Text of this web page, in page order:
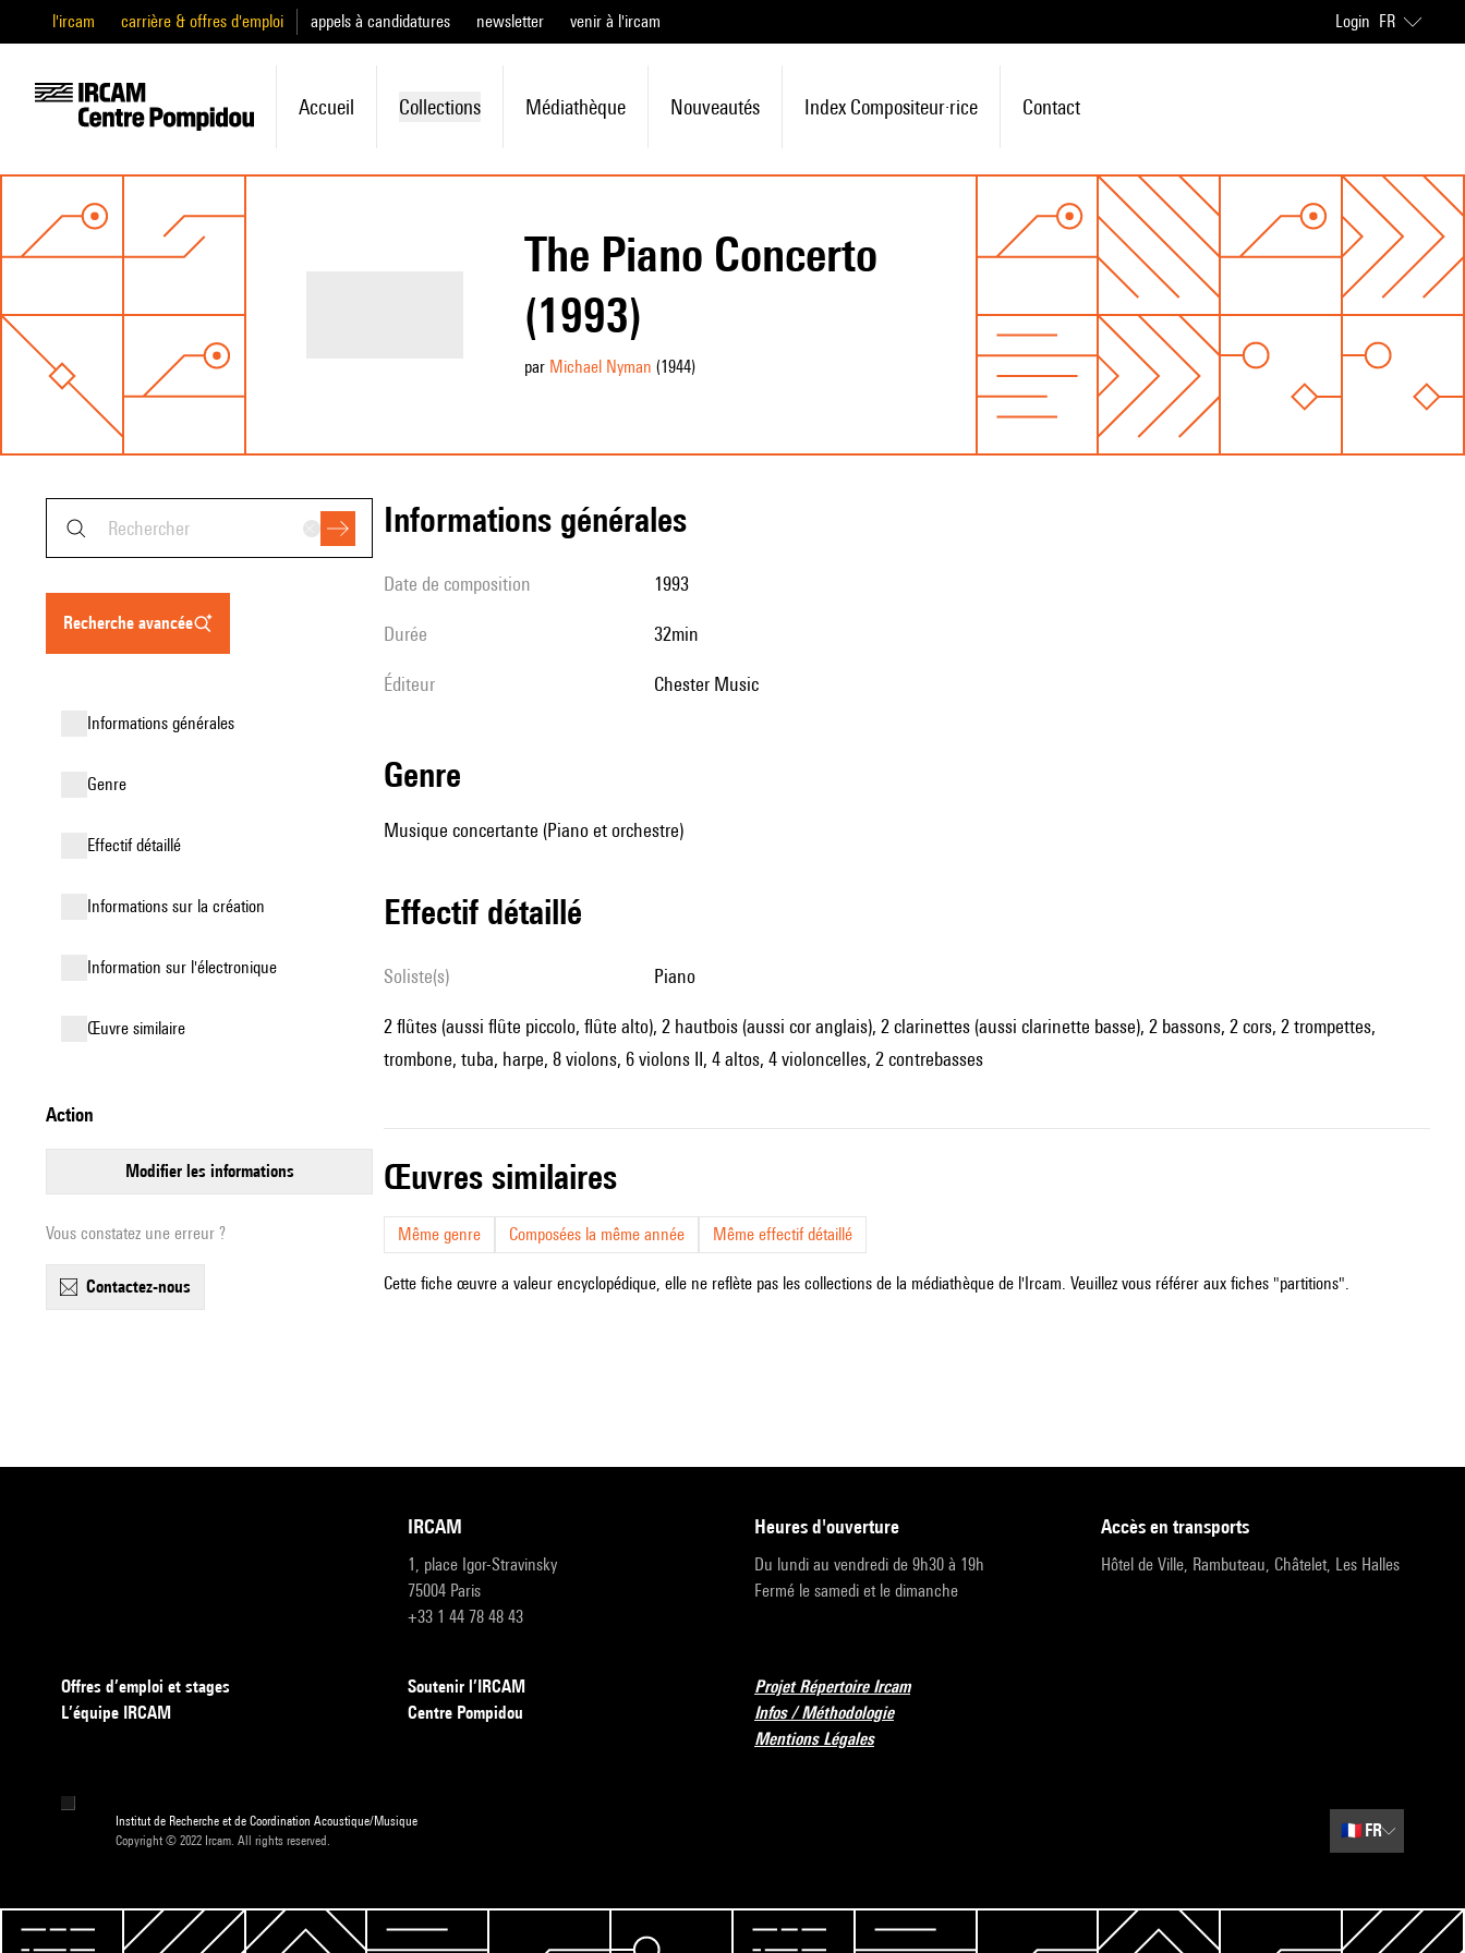
l'ircam carrière & offres d'emploi appels à candidatures newsletter venir à l'ircam Login FR
Accueil Collections Médiathèque Nouveautés Index Compositeur·rice Contact
The Piano Concerto
(1993)
par Michael Nyman (1944)
recherche avancée
informations générales
genre
effectif détaillé
informations sur la création
Information sur l'électronique
œuvre similaire
action
modifier les informations
Vous constatez une erreur ?
contactez-nous
informations générales
date de composition 1993
durée 32min
éditeur Chester Music
genre
Musique concertante (Piano et orchestre)
effectif détaillé
Soliste(s) piano
2 flûtes (aussi flûte piccolo, flûte alto), 2 hautbois (aussi cor anglais), 2 clarinettes (aussi clarinette basse), 2 bassons, 2 cors, 2 trompettes,
trombone, tuba, harpe, 8 violons, 6 violons II, 4 altos, 4 violoncelles, 2 contrebasses
œuvres similaires
Même genre Composées la même année Même effectif détaillé
Cette fiche œuvre a valeur encyclopédique, elle ne reflète pas les collections de la médiathèque de l'Ircam. Veuillez vous référer aux fiches "partitions".
IRCAM
1, place Igor-Stravinsky
75004 Paris
+33 1 44 78 48 43
heures d'ouverture
Du lundi au vendredi de 9h30 à 19h
Fermé le samedi et le dimanche
accès en transports
Hôtel de Ville, Rambuteau, Châtelet, Les Halles
Offres d’emploi et stages
L’équipe IRCAM
Soutenir l’IRCAM
Centre Pompidou
Projet Répertoire Ircam
Infos / Méthodologie
Mentions Légales
Institut de Recherche et de Coordination Acoustique/Musique
Copyright © 2022 Ircam. All rights reserved.
🇫🇷 FR